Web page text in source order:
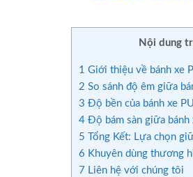
Nội dung
1 Giới thiệu về bánh xe
2 So sánh độ êm giữa
3 Độ bền của bánh xe
4 Độ bám sàn giữa bánh
5 Tổng Kết: Lựa chọn
6 Khuyên dùng thương
7 Liên hệ với chúng tôi